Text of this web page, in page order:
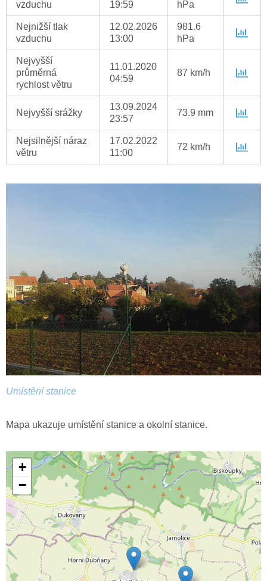
vzduchu
19:59
hPa
Nejnižší tlak
vzduchu
12.02.2026
13:00
981.6
hPa
Nejvyšší
průměrná
rychlost větru
11.01.2020
04:59
87 km/h
Nejvyšší srážky
13.09.2024
23:57
73.9 mm
Nejsilnější náraz
větru
17.02.2022
11:00
72 km/h
Umístění stanice
Mapa ukazuje umístění stanice a okolní stanice.
+
−